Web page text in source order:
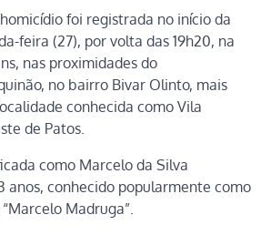
foi registrada no início da
feira (27), por volta das 19h20, na
nas proximidades do
no bairro Bivar Olinto, mais
conhecida como Vila
de Patos.
como Marcelo da Silva
anos, conhecido popularmente como
Madruga”.